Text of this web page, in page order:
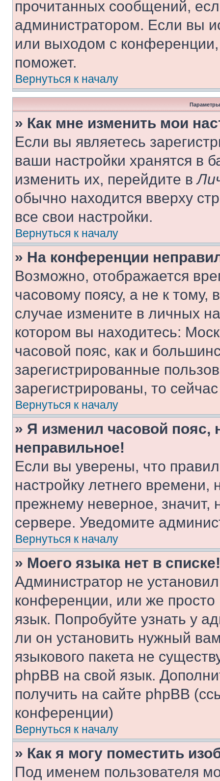
прочитанных сообщений,
администратором. Если вы
или выходом с
поможет.
Вернуться к началу
Параметры
» Как мне изменить мои
Если вы являетесь
ваши настройки хранятся в
изменить их, перейдите в
обычно находится вверху
все свои настройки.
Вернуться к началу
» На конференции
Возможно, отображается
часовому поясу, а не к тому,
случае измените в личных
котором вы находитесь:
часовой пояс, как и
зарегистрированные
зарегистрированы, то
Вернуться к началу
» Я изменил часовой пояс,
неправильное!
Если вы уверены, что
настройку летнего
прежнему неверное, значит,
сервере. Уведомите
Вернуться к началу
» Моего языка нет в списке!
Администратор не
конференции, или же
язык. Попробуйте узнать у
ли он установить нужный
языкового пакета не
phpBB на свой язык.
получить на сайте phpBB
конференции)
Вернуться к началу
» Как я могу поместить
Под именем пользователя